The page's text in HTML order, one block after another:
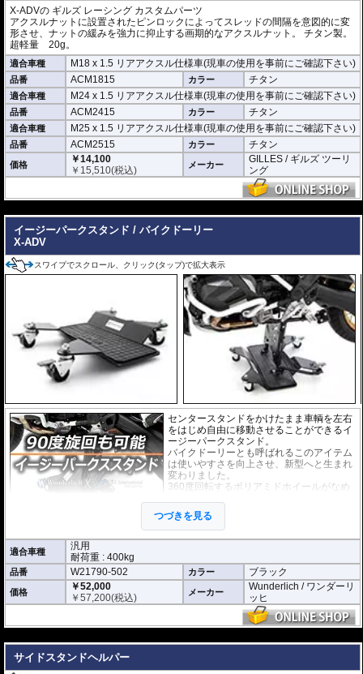
X-ADVの ギルズ レーシング カスタムパーツ
アクスルナットに設置されたピンロックによってスレッドの間隔を意図的に変
形させ、ナットの緩みを強力に抑止する画期的なアクスルナット。 チタン製。
超軽量 20g。
適合車種 M18 x 1.5 リアアクスル仕様車(現車の使用を事前にご確認下さい)
品番 ACM1815 カラー チタン
適合車種 M24 x 1.5 リアアクスル仕様車(現車の使用を事前にご確認下さい)
品番 ACM2415 カラー チタン
適合車種 M25 x 1.5 リアアクスル仕様車(現車の使用を事前にご確認下さい)
品番 ACM2515 カラー チタン
価格
￥14,100
￥ 15,510(税込) メーカー
GILLES / ギルズ ツーリ
ング
イージーパークスタンド / バイクドーリー
X-ADV
スワイプでスクロール、クリック(タップ)で拡大表示
センタースタンドをかけたまま車輌を左右
をはじめ自由に移動させることができるイ
ージーパークスタンド。
バイクドーリーとも呼ばれるこのアイテム
は使いやすさを向上させ、新型へと生まれ
変わりました。
360度回転するポリアミドホイールがなめ
ません。女性の方でも簡単に扱えます。イ
ージーパークスタンドの車輪にはロックシ
ステムが2箇所搭載。
またセンタースタンドを立てる際に滑り止めとしてプレートにラバーシートが
設置されて安全面にも高い信頼性があります。
狭い空間での車輌保管には威力を発揮するでしょう。
※商品説明の動画は旧型製品です。使用方法は変わりません。
つづきを見る
適合車種
汎用
耐荷重 : 400kg
品番 W21790-502 カラー ブラック
価格
￥52,000
￥57,200(税込) メーカー
Wunderlich / ワンダーリ
ッヒ
サイドスタンドヘルパー